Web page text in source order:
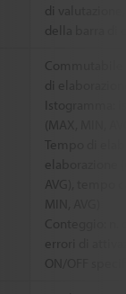
di
della barra di
di
Istogramma:
(MAX, MIN,
Tempo di
elaborazione
AVG), tempo
MIN, AVG)
Conteggio: n.
errori di
ON/OFF